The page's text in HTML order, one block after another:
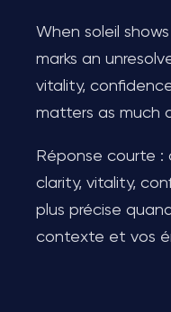
When soleil
marks an
vitality,
matters as much
Réponse courte
clarity, vitality,
plus précise
contexte et vos